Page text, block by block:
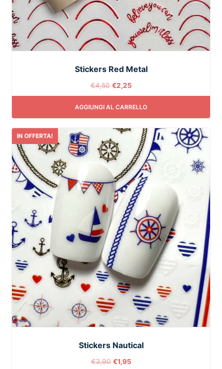
Stickers Red Metal
€4,50 €2,25
AGGIUNGI AL CARRELLO
IN OFFERTA!
Stickers Nautical
€3,90 €1,95